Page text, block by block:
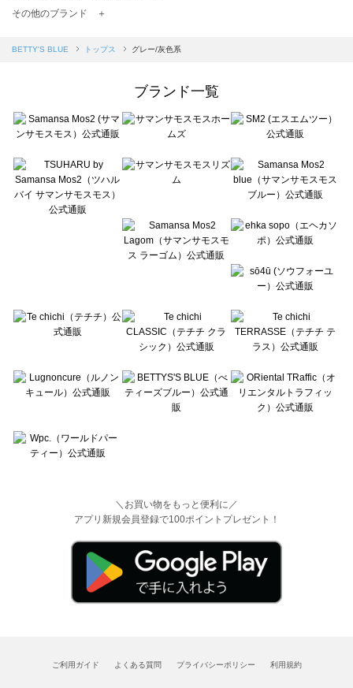
TSUHARU by Samansa Mos2（ツハルバイサマンサモスモス）のトップス一覧
Samansa Mos2 blue（サマンサモスモス ブルー）のトップス一覧
sō4ū（ソウフォーユー）のトップス一覧
Te chichi（テチチ）のトップス一覧
Te chichi CLASSIC（テチチ クラシック）のトップス一覧
Lugnoncure（ルノンキュール）のトップス一覧
BETTY'S BLUE（べティーズブルー）のトップス一覧
Wpc.（ワールドパーティー）のトップス一覧
その他のブランド ＋
BETTY'S BLUE トップス グレー/灰色系
ブランド一覧
＼お買い物をもっと便利に／
アプリ新規会員登録で100ポイントプレゼント！
ご利用ガイド よくある質問 プライバシーポリシー 利用規約